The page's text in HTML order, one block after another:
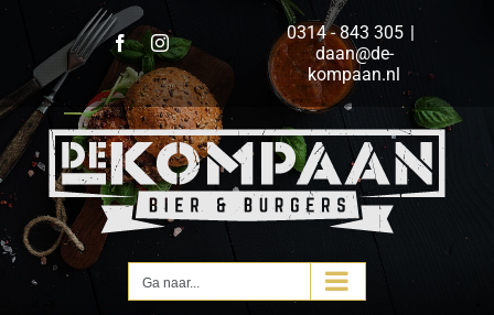
Ga
inhoud
FacebookInstagram 0314 - 843 305 |
daan@de-
kompaan.nl
Ga naar...